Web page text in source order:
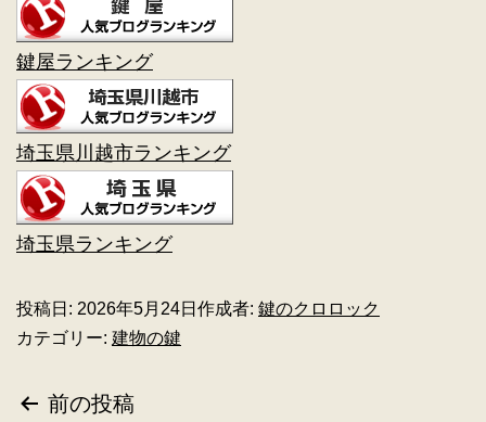
鍵屋ランキング
埼玉県川越市ランキング
埼玉県ランキング
投稿日: 2026年5月24日 作成者: 鍵のクロロック
カテゴリー: 建物の鍵
前の投稿